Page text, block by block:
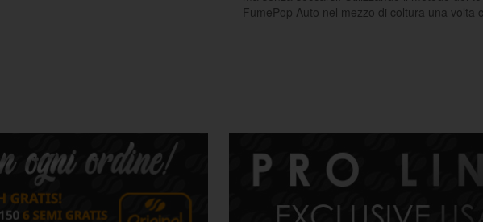
FumePop Auto nel mezzo di coltura una volta